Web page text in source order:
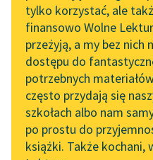
Zapraszamy na spotkanie
online z tłumaczkami
literatury skandynawskiej
Spotkanie z Katarzyną
Tunkiel w Oslo
102. lata temu zmarł
Joseph Conrad
tylko korzystać, ale
finansowo Wolne
przeżyją, a my bez nich
dostępu do
potrzebnych
często przydają się
szkołach albo nam
po prostu do
książki. Także kochani,